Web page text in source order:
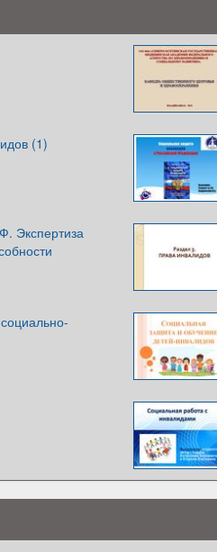
(1)
Экспертиза